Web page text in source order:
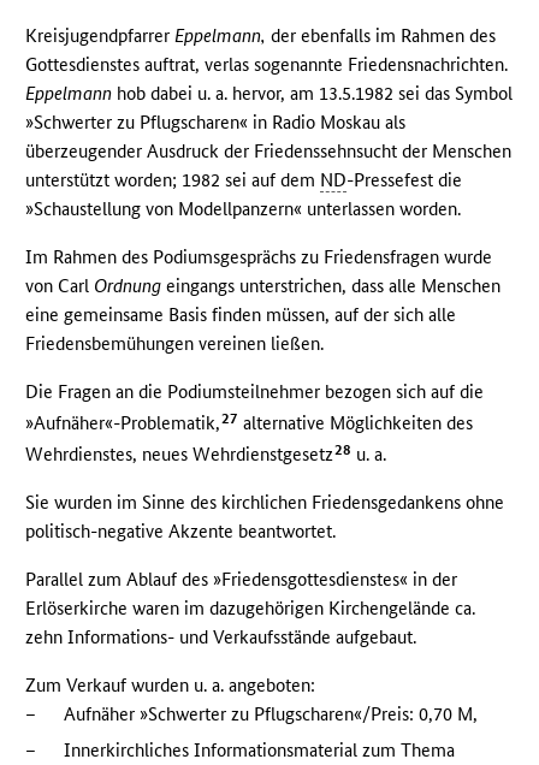
KreisjugendpfarrerEppelmann, der ebenfalls im Rahmen des
Gottesdienstes auftrat, verlas sogenannte Friedensnachrichten.
Eppelmann hob dabei u. a. hervor, am 13.5.1982 sei das Symbol
»Schwerter zu Pflugscharen« in Radio Moskau als
überzeugender Ausdruck der Friedenssehnsucht der Menschen
unterstützt worden; 1982 sei auf dem ND-Pressefest die
»Schaustellung von Modellpanzern« unterlassen worden.
Im Rahmen des Podiumsgesprächs zu Friedensfragen wurde
von Carl Ordnung eingangs unterstrichen, dass alle Menschen
eine gemeinsame Basis finden müssen, auf der sich alle
Friedensbemühungen vereinen ließen.
Die Fragen an die Podiumsteilnehmer bezogen sich auf die
»Aufnäher«-Problematik,27 alternative Möglichkeiten des
Wehrdienstes, neues Wehrdienstgesetz28 u. a.
Sie wurden im Sinne des kirchlichen Friedensgedankens ohne
politisch-negative Akzente beantwortet.
Parallel zum Ablauf des »Friedensgottesdienstes« in der
Erlöserkirche waren im dazugehörigen Kirchengelände ca.
zehn Informations- und Verkaufsstände aufgebaut.
Zum Verkauf wurden u. a. angeboten:
–
Aufnäher »Schwerter zu Pflugscharen«/Preis: 0,70 M,
–
Innerkirchliches Informationsmaterial zum Thema